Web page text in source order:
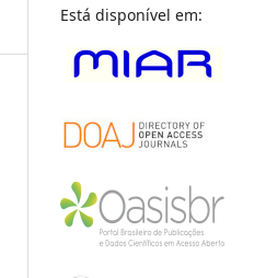
Está disponível em: